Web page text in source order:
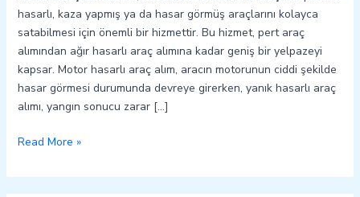
hasarlı, kaza yapmış ya da hasar görmüş araçlarını kolayca
satabilmesi için önemli bir hizmettir. Bu hizmet, pert araç
alımından ağır hasarlı araç alımına kadar geniş bir yelpazeyi
kapsar. Motor hasarlı araç alım, aracın motorunun ciddi şekilde
hasar görmesi durumunda devreye girerken, yanık hasarlı araç
alımı, yangın sonucu zarar […]
Read More »